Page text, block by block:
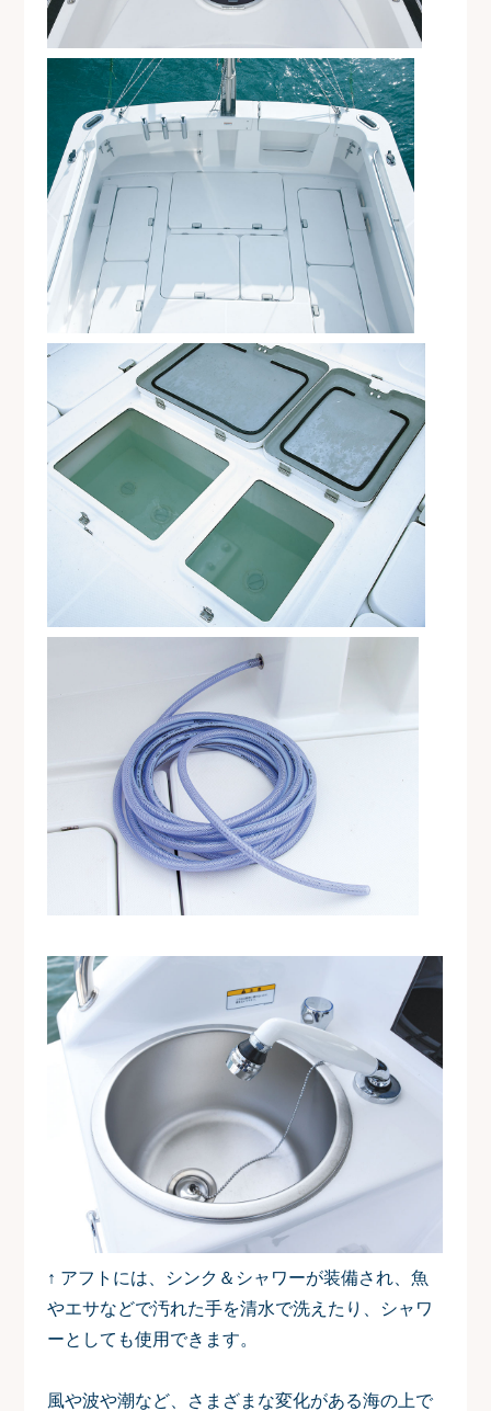
↑ アフトには、シンク＆シャワーが装備され、魚
やエサなどで汚れた手を清水で洗えたり、シャワ
ーとしても使用できます。
風や波や潮など、さまざまな変化がある海の上で